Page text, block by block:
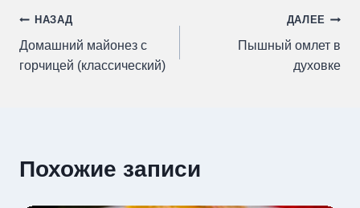
Навигация
по
НАЗАД
Домашний майонез с
горчицей (классический)
ДАЛЕЕ
Пышный омлет в
духовке
Похожие записи